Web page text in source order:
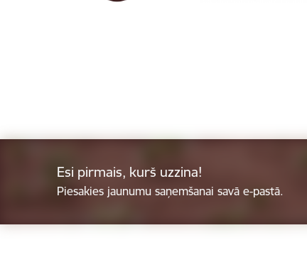
Esi pirmais, kurš uzzina!
Piesakies jaunumu saņemšanai savā e-pastā.